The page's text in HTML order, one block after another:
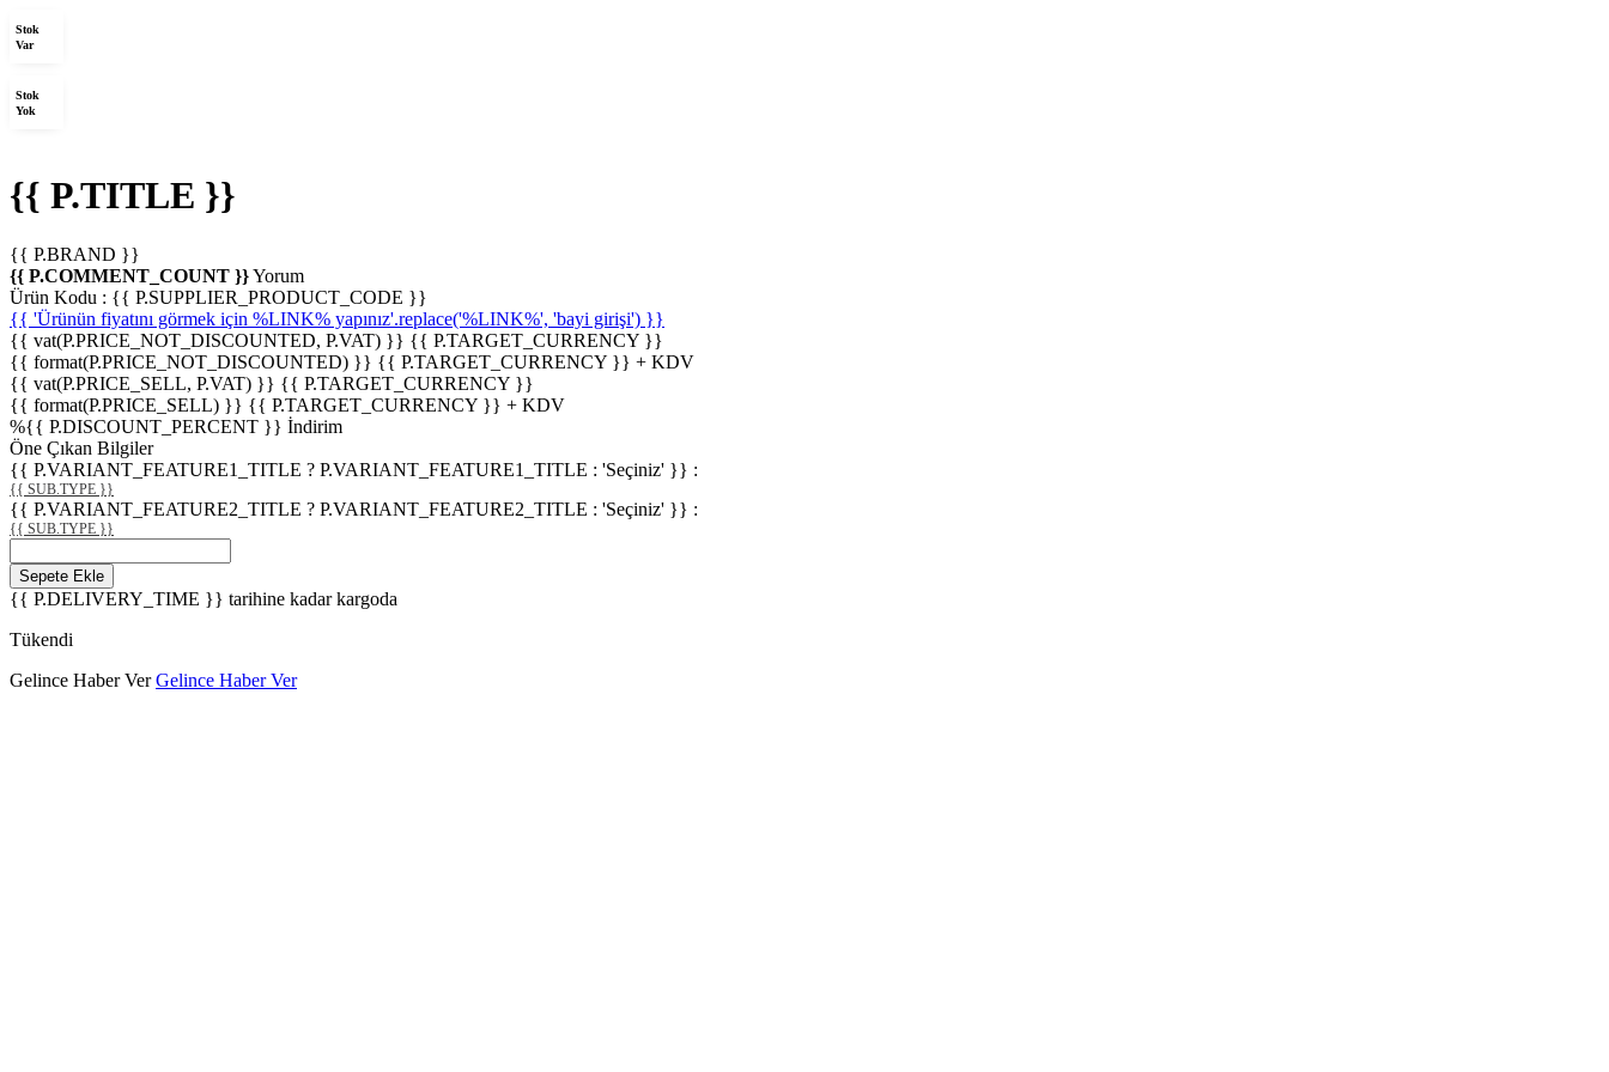
Stok
Var
Stok
Yok
{{ P.TITLE }}
{{ P.BRAND }}
{{ P.COMMENT_COUNT }}Yorum
Ürün Kodu : {{ P.SUPPLIER_PRODUCT_CODE }}
{{ 'Ürünün fiyatını görmek için %LINK% yapınız'.replace('%LINK%', 'bayi girişi') }}
{{ vat(P.PRICE_NOT_DISCOUNTED, P.VAT) }} {{ P.TARGET_CURRENCY }}
{{ format(P.PRICE_NOT_DISCOUNTED) }} {{ P.TARGET_CURRENCY }} + KDV
{{ vat(P.PRICE_SELL, P.VAT) }} {{ P.TARGET_CURRENCY }}
{{ format(P.PRICE_SELL) }} {{ P.TARGET_CURRENCY }} + KDV
%{{ P.DISCOUNT_PERCENT }} İndirim
Öne Çıkan Bilgiler
{{ P.VARIANT_FEATURE1_TITLE ? P.VARIANT_FEATURE1_TITLE : 'Seçiniz' }} :
{{ SUB.TYPE }}
{{ P.VARIANT_FEATURE2_TITLE ? P.VARIANT_FEATURE2_TITLE : 'Seçiniz' }} :
{{ SUB.TYPE }}
Sepete Ekle
{{ P.DELIVERY_TIME }} tarihine kadar kargoda
Tükendi
Gelince Haber Ver Gelince Haber Ver